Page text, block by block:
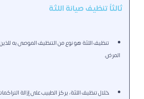
ثالثاً تنظيف صيانة اللثة
تنظيف اللثة هو نوع من التنظيف الموصى به
المرض.
خلال تنظيف اللثة،يركز الطبيبعلى إزالة